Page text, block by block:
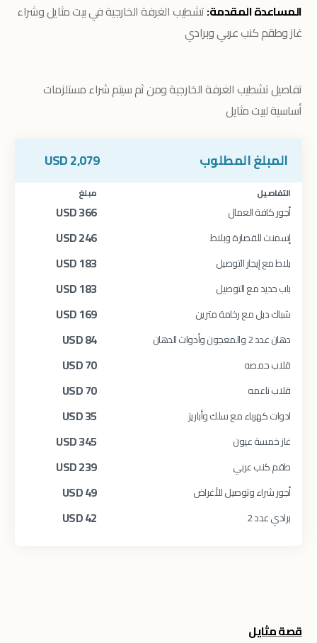
المساعدة المقدمة:تشطيب الغرفة الخارجية في بيت مثايل وشراء
غاز وطقم كنب عربي وبرادي
تفاصيل تشطيب الغرفة الخارجيةومن ثم سيتم شراء مستلزمات
أساسية لبيت مثايل
المبلغ المطلوب 2,079
USD
التفاصيل مبلغ
أجور كافة العمال 366
USD
إسمنت للقصارة وبلاط 246
USD
بلاط مع إيجار التوصيل 183
USD
باب حديد مع التوصيل 183
USD
شباك دبل مع رخامة مترين 169
USD
دهان عدد 2 والمعجون وأدوات الدهان 84
USD
قلاب حمصه 70
USD
قلاب ناعمه 70
USD
ادوات كهرباء مع سلك وأباريز 35
USD
غاز خمسة عيون 345
USD
طقم كنب عربي 239
USD
أجور شراء وتوصيل للأغراض 49
USD
برادي عدد 2 42
USD
قصة مثايل